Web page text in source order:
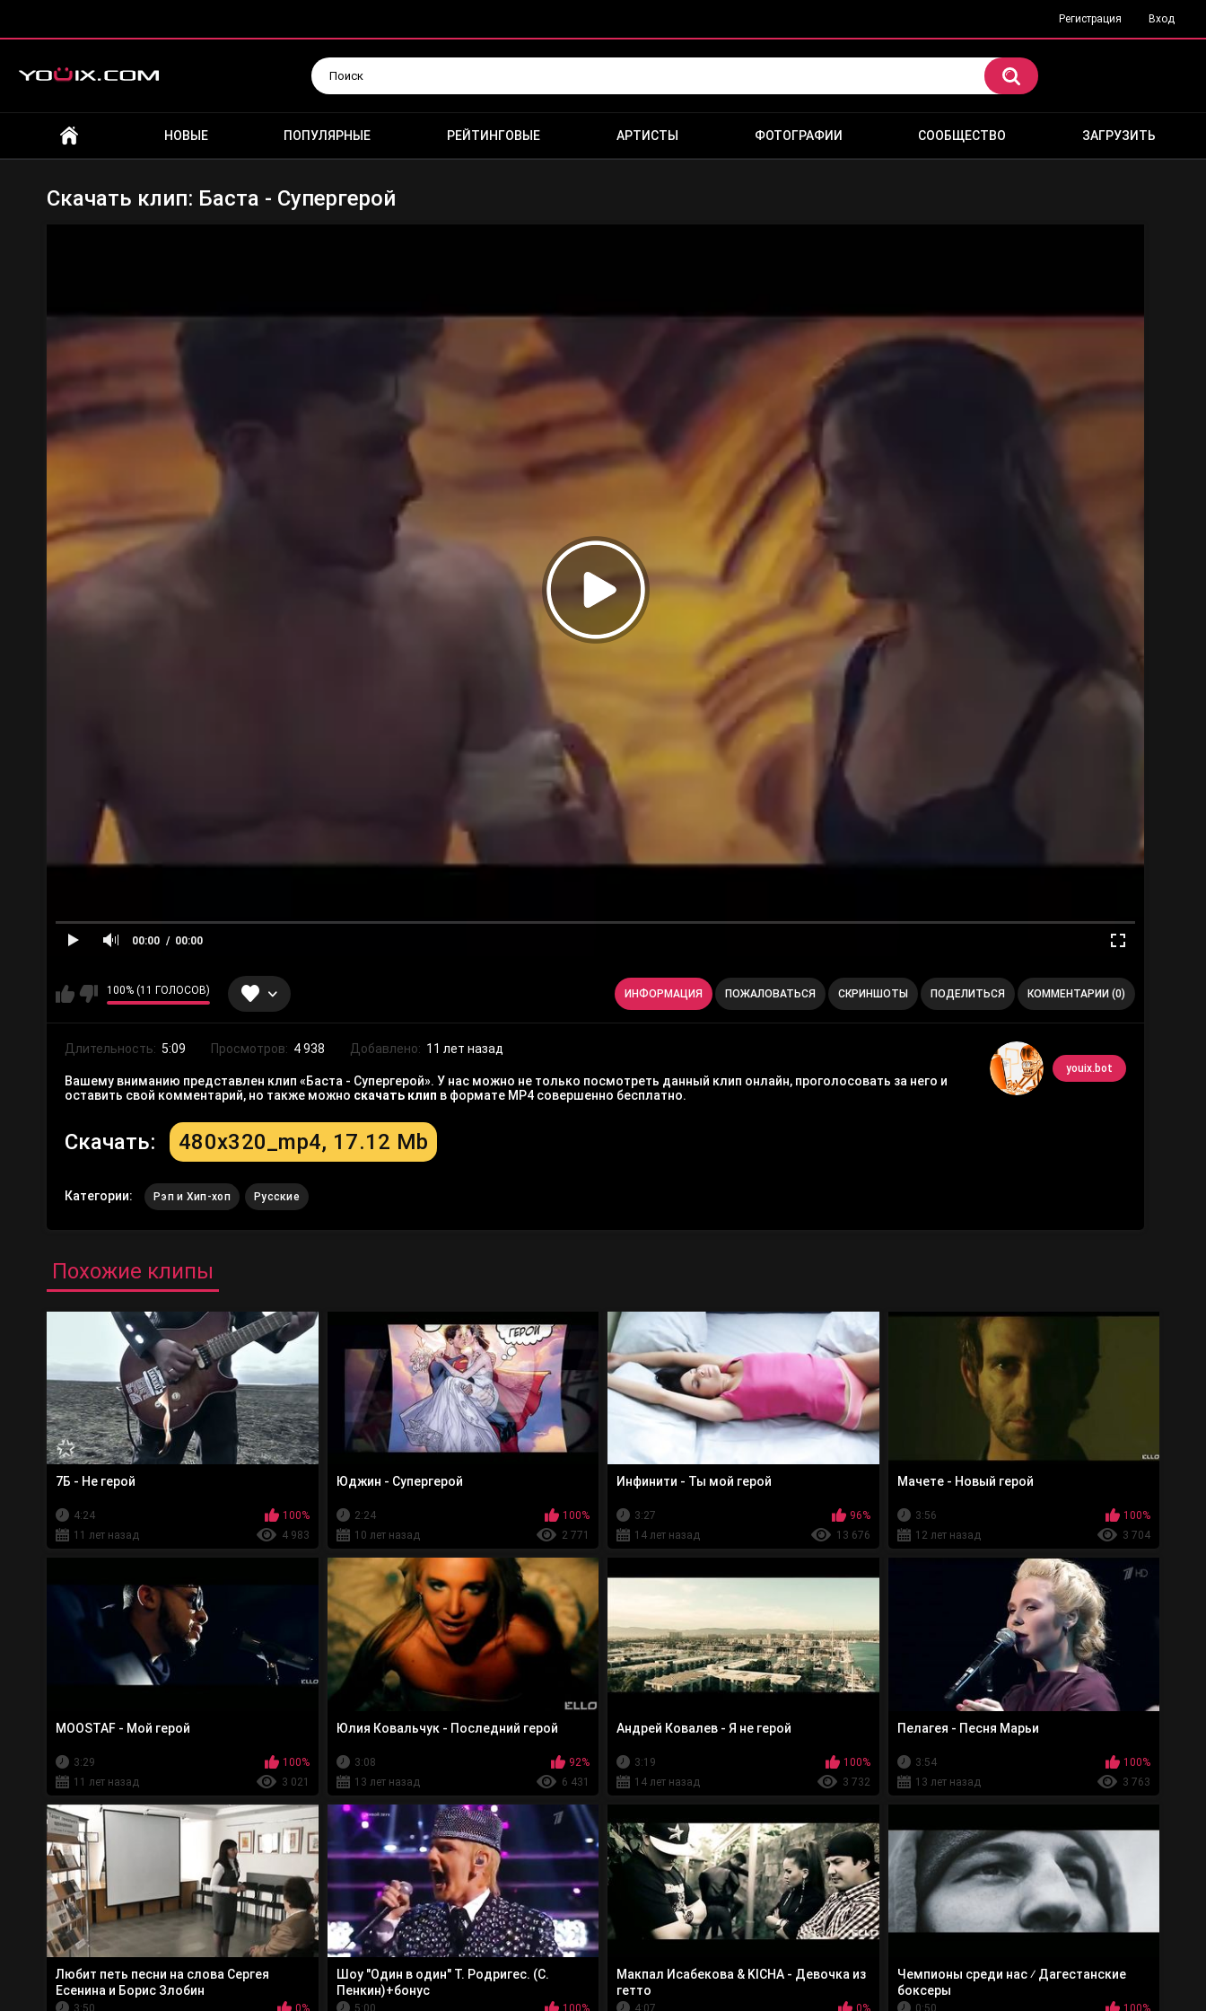
Регистрация Вход
НОВЫЕ ПОПУЛЯРНЫЕ РЕЙТИНГОВЫЕ АРТИСТЫ ФОТОГРАФИИ СООБЩЕСТВО ЗАГРУЗИТЬ
Скачать клип: Баста - Супергерой
00:00 00:00
100% (11 ГОЛОСОВ) ИНФОРМАЦИЯ ПОЖАЛОВАТЬСЯ СКРИНШОТЫ ПОДЕЛИТЬСЯ КОММЕНТАРИИ (0)
youix.bot
Длительность: 5:09 Просмотров: 4 938 Добавлено: 11 лет назад
Вашему вниманию представлен клип «Баста - Супергерой». У нас можно не только посмотреть данный клип онлайн, проголосовать за него и
оставить свой комментарий, но также можно скачать клип в формате MP4 совершенно бесплатно.
Скачать: 480x320_mp4, 17.12 Mb
Категории: Рэп и Хип-хоп Русские
Похожие клипы
7Б - Не герой
4:24
100%
11 лет назад
4 983
Юджин - Супергерой
2:24
100%
10 лет назад
2 771
Инфинити - Ты мой герой
3:27
96%
14 лет назад
13 676
Мачете - Новый герой
3:56
100%
12 лет назад
3 704
MOOSTAF - Мой герой
3:29
100%
11 лет назад
3 021
Юлия Ковальчук - Последний герой
3:08
92%
13 лет назад
6 431
Андрей Ковалев - Я не герой
3:19
100%
14 лет назад
3 732
Пелагея - Песня Марьи
3:54
100%
13 лет назад
3 763
Любит петь песни на слова Сергея
Есенина и Борис Злобин
3:50 0%
Шоу "Один в один" Т. Родригес. (С.
Пенкин)+бонус
5:00 100%
Макпал Исабекова & KICHA - Девочка из
гетто
4:07 0%
Чемпионы среди нас ⁄ Дагестанские
боксеры
0:50 100%